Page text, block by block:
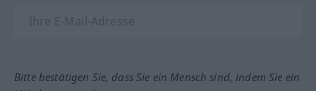
Bitte bestätigen Sie, dass Sie ein Mensch sind, indem Sie ein